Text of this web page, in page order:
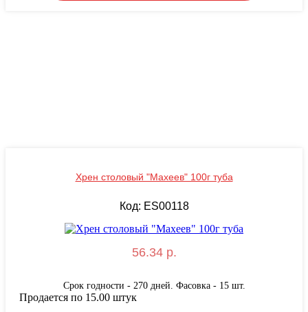
Хрен столовый "Махеев" 100г туба
Код: ES00118
56.34 р.
Срок годности - 270 дней. Фасовка - 15 шт.
Продается по 15.00 штук